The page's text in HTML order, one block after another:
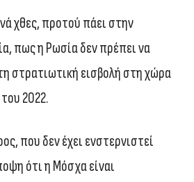
χθες, προτού πάει στην
πως η Ρωσία δεν πρέπει να
στρατιωτική εισβολή στη χώρα
2022.
που δεν έχει ενστερνιστεί
ότι η Μόσχα είναι